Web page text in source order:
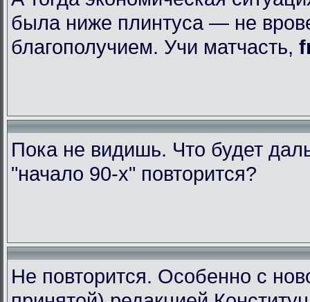
была ниже плинтуса — не
благополучием. Учи матчасть,
Пока не видишь. Что будет
"начало 90-х" повторится?
Не повторится. Особенно с